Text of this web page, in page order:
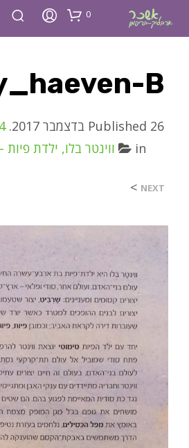
0
B
Published 26 בדצמבר 2017 . Size:
in
ווינטר בלו, ילדת פיות
NEXT
>